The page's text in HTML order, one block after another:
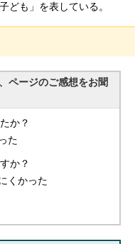
ども」を表している。
ページのご感想をお聞
か？
た
か？
くかった